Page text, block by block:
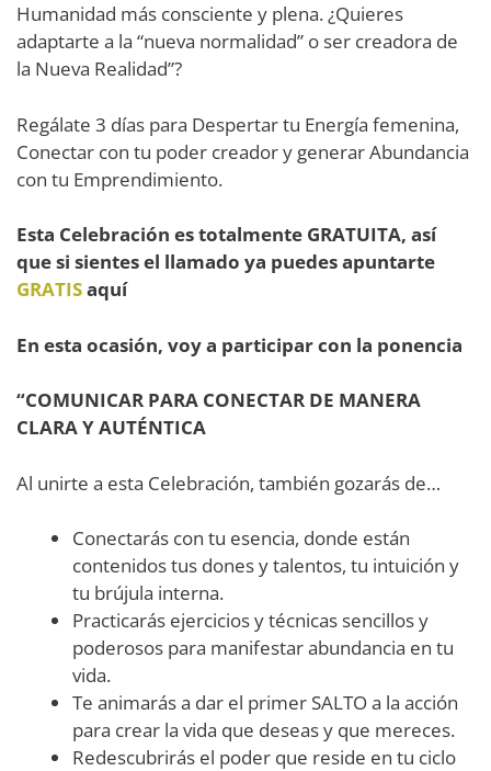
Humanidad más consciente y plena. ¿Quieres
adaptarte a la “nueva normalidad” o ser creadora de
la Nueva Realidad”?
Regálate 3 días para Despertar tu Energía femenina,
Conectar con tu poder creador y generar Abundancia
con tu Emprendimiento.
Esta Celebración es totalmente GRATUITA, así
que si sientes el llamado ya puedes apuntarte
GRATISaquí
En esta ocasión, voy a participar con la ponencia
“COMUNICAR PARA CONECTAR DE MANERA
CLARA Y AUTÉNTICA
Al unirte a esta Celebración, también gozarás de…
Conectarás con tu esencia, donde están
contenidos tus dones y talentos, tu intuición y
tu brújula interna.
Practicarás ejercicios y técnicas sencillos y
poderosos para manifestar abundancia en tu
vida.
Te animarás a dar el primer SALTO a la acción
para crear la vida que deseas y que mereces.
Redescubrirás el poder que reside en tu ciclo